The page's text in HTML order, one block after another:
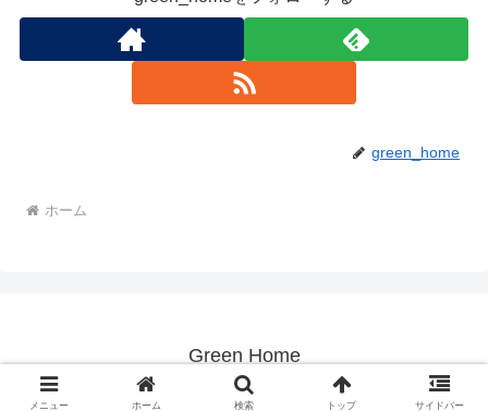
green_home
ホーム
Green Home
© 2025 Green Home.
メニュー ホーム 検索 トップ サイドバー